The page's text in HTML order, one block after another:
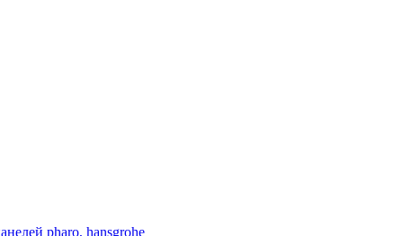
pharo, hansgrohe